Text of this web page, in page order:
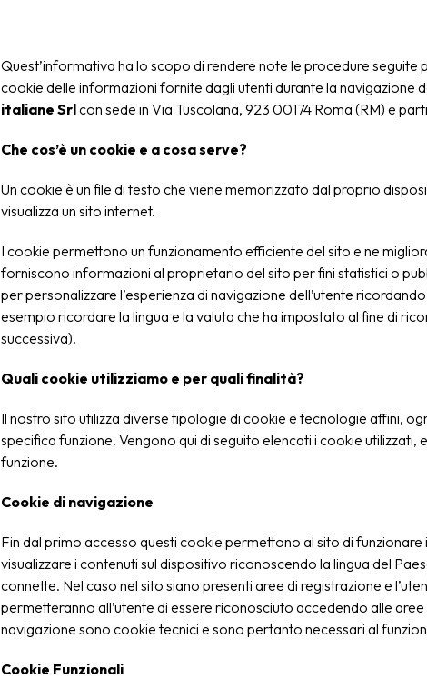
Quest’informativa ha lo scopo di rendere note le procedure seguite
cookie delle informazioni fornite dagli utenti durante la navigazione
italiane Srlcon sede in Via Tuscolana, 923 00174 Roma (RM) e
Che cos’è un cookie e a cosa serve?
Un cookie è un file di testo che viene memorizzato dal proprio
visualizza un sito internet.
I cookie permettono un funzionamento efficiente del sito e ne
forniscono informazioni al proprietario del sito per fini statistici o
per personalizzare l’esperienza di navigazione dell’utente
esempio ricordare la lingua e la valuta che ha impostato al fine di
successiva).
Quali cookie utilizziamo e per quali finalità?
Il nostro sito utilizza diverse tipologie di cookie e tecnologie affini,
specifica funzione. Vengono qui di seguito elencati i cookie utilizzati,
funzione.
Cookie di navigazione
Fin dal primo accesso questi cookie permettono al sito di funzionare
visualizzare i contenuti sul dispositivo riconoscendo la lingua del
connette. Nel caso nel sito siano presenti aree di registrazione e
permetteranno all’utente di essere riconosciuto accedendo alle
navigazione sono cookie tecnici e sono pertanto necessari al
Cookie Funzionali